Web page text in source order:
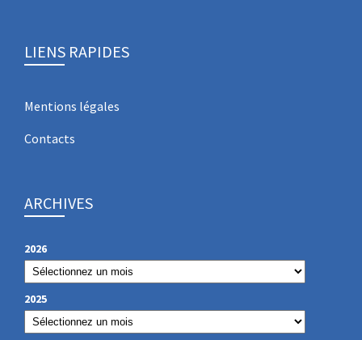
LIENS RAPIDES
Mentions légales
Contacts
ARCHIVES
2026
2025